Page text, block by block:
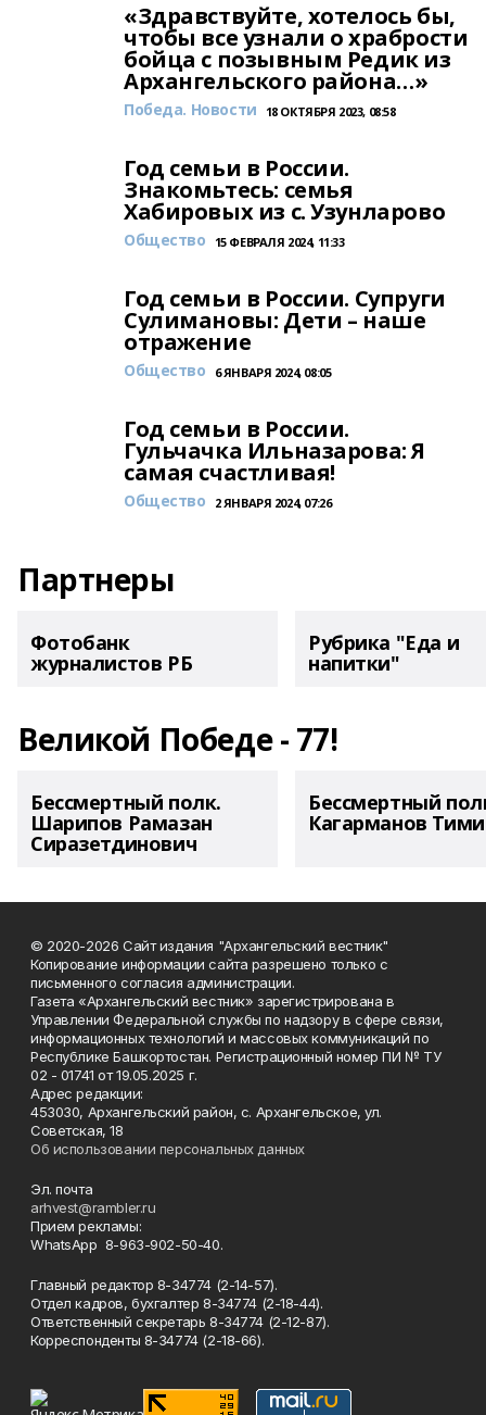
«Здравствуйте, хотелось бы,
чтобы все узнали о храбрости
бойца с позывным Редик из
Архангельского района…»
Победа. Новости 18 ОКТЯБРЯ 2023, 08:58
Год семьи в России.
Знакомьтесь: семья
Хабировых из с. Узунларово
Общество 15 ФЕВРАЛЯ 2024, 11:33
Год семьи в России. Супруги
Сулимановы: Дети – наше
отражение
Общество 6 ЯНВАРЯ 2024, 08:05
Год семьи в России.
Гульчачка Ильназарова: Я
самая счастливая!
Общество 2 ЯНВАРЯ 2024, 07:26
Партнеры
Фотобанк
журналистов РБ
Рубрика "Еда и
напитки"
Великой Победе - 77!
Бессмертный полк.
Шарипов Рамазан
Сиразетдинович
Бессмертный
Кагарманов
© 2020-2026 Сайт издания "Архангельский вестник"
Копирование информации сайта разрешено только с
письменного согласия администрации.
Газета «Архангельский вестник» зарегистрирована в
Управлении Федеральной службы по надзору в сфере связи,
информационных технологий и массовых коммуникаций по
Республике Башкортостан. Регистрационный номер ПИ № ТУ
02 - 01741 от 19.05.2025 г.
Адрес редакции:
453030, Архангельский район, с. Архангельское, ул.
Советская, 18
Об использовании персональных данных
Эл. почта
arhvest@rambler.ru
Прием рекламы:
WhatsApp 8-963-902-50-40.
Главный редактор 8-34774 (2-14-57).
Отдел кадров, бухгалтер 8-34774 (2-18-44).
Ответственный секретарь 8-34774 (2-12-87).
Корреспонденты 8-34774 (2-18-66).